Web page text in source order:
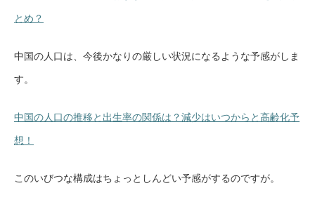
とめ？
中国の人口は、今後かなりの厳しい状況になるような予感がしま
す。
中国の人口の推移と出生率の関係は？減少はいつからと高齢化予
想！
このいびつな構成はちょっとしんどい予感がするのですが。